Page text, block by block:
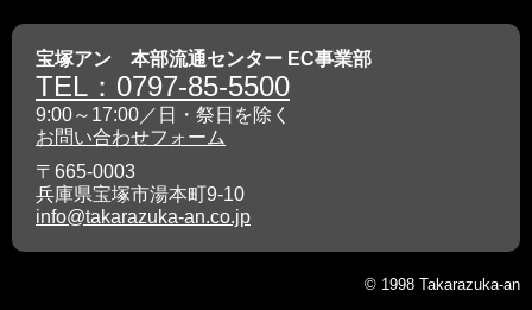
宝塚アン 本部流通センター EC事業部
TEL：0797-85-5500
9:00～17:00／日・祭日を除く
お問い合わせフォーム
〒665-0003
兵庫県宝塚市湯本町9-10
info@takarazuka-an.co.jp
© 1998 Takarazuka-an